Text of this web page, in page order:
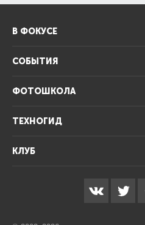
В ФОКУСЕ
СОБЫТИЯ
ФОТОШКОЛА
ТЕХНОГИД
КЛУБ